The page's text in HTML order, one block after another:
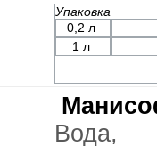
Упаковка
0,2 л
1 л
Вода,